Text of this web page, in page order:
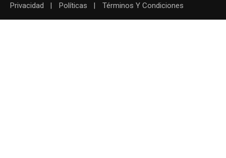
Privacidad Políticas Términos Y Condiciones